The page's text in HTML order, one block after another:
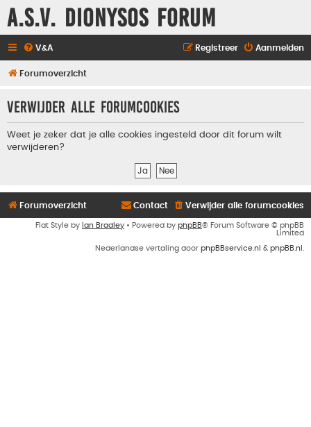
A.S.V. Dionysos Forum
V&A Aanmelden
Registreer
Forumoverzicht
Verwijder alle forumcookies
Weet je zeker dat je alle cookies ingesteld door dit forum wilt
verwijderen?
Forumoverzicht Verwijder alle forumcookies
Contact
Flat Style by Ian Bradley • Powered by phpBB® Forum Software © phpBB
Limited
Nederlandse vertaling door phpBBservice.nl & phpBB.nl